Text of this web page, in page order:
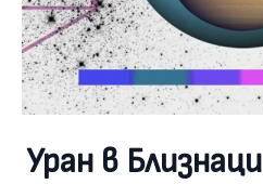
Уран в Близнаци